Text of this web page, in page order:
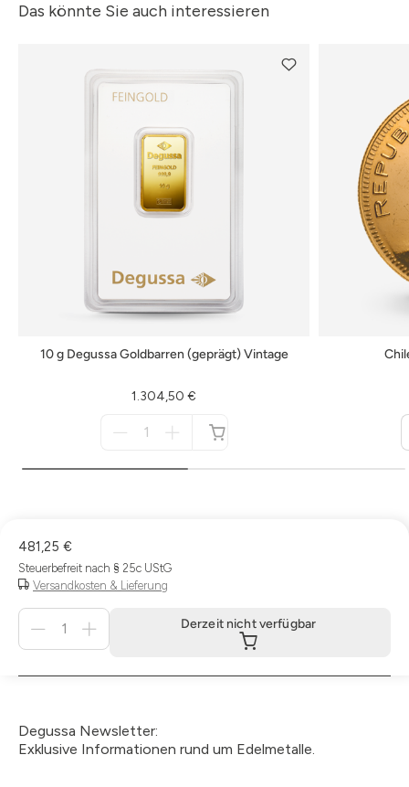
Das könnte Sie auch interessieren
10 g Degussa Goldbarren (geprägt) Vintage
1.304,50 €
verfügbar
481,25 €
Steuerbefreit nach § 25c UStG
Versandkosten & Lieferung
Derzeit
verfügbar
Derzeit nicht verfügbar
Degussa Newsletter:
Exklusive Informationen rund um Edelmetalle.